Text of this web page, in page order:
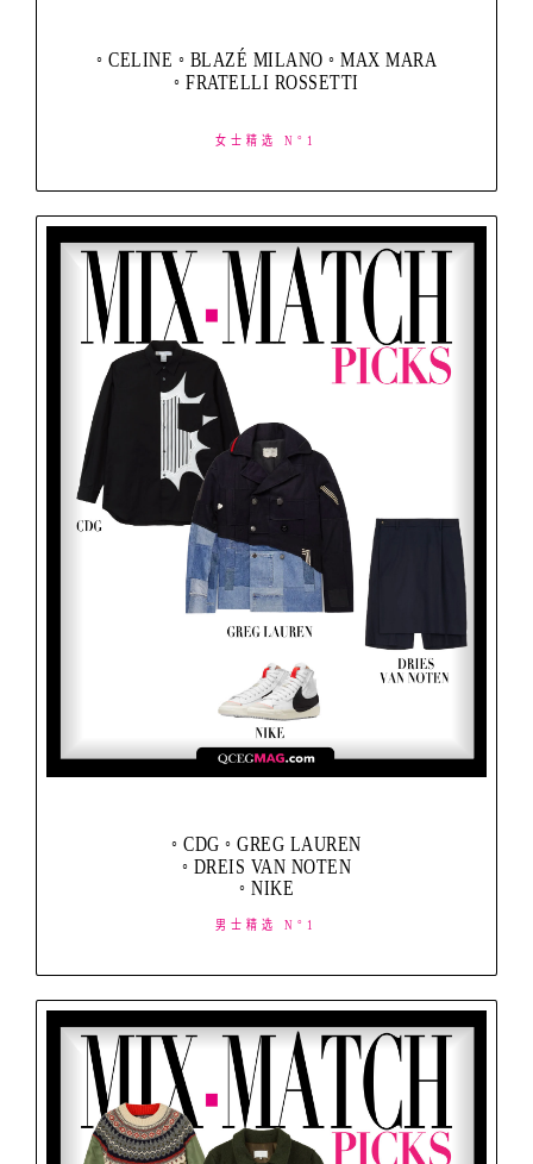
◦ CELINE ◦ BLAZÉ MILANO ◦ MAX MARA
◦ FRATELLI ROSSETTI
女士精选 N°1
◦ CDG ◦ GREG LAUREN
◦ DREIS VAN NOTEN
◦ NIKE
男士精选 N°1